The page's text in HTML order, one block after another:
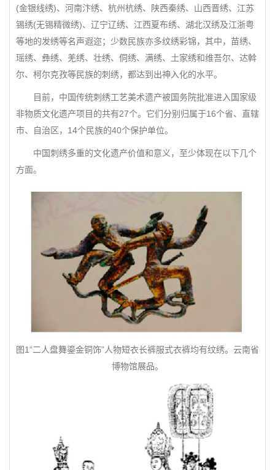
(金银线绣)、河南汴绣、杭州杭绣、陕西秦绣、山西晋绣、江苏
锡绣(无锡精微绣)、辽宁辽绣、江西夏布绣、湖北汉绣及江浙粤
等地的发绣等名声遐迩；少数民族亦多纹绣彩锦，其中，苗绣、
瑶绣、彝绣、羌绣、壮绣、侗绣、满绣、土家绣和维吾尔、达斡
尔、柯尔克孜等民族的刺绣，都达到出神入化的水平。
目前，中国传统刺绣工艺美术遗产被国务院批准进入国家级
非物质文化遗产项目的共有27个。它们分别归属于16个省、直辖
市、自治区，14个民族的40个保护单位。
中国刺绣多重的文化遗产价值和意义，至少体现在以下几个
方面。
图1“二人盘舞鎏金铜饰”人物短衣长裤服式衣裤均有纹绣。云南省
博物馆展品。